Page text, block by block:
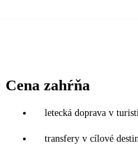
Cena zahŕňa
letecká doprava v
transfery v cílové